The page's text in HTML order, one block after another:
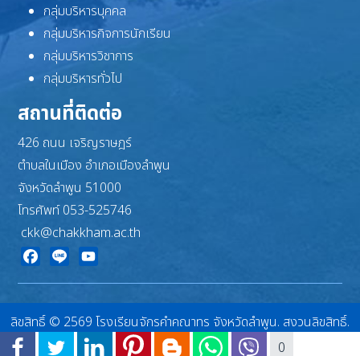
0
กลุ่มบริหารบุคคล
กลุ่มบริหารกิจการนักเรียน
กลุ่มบริหารวิชาการ
กลุ่มบริหารทั่วไป
สถานที่ติดต่อ
426 ถนน เจริญราษฎร์
ตำบลในเมือง อำเภอเมืองลำพูน
จังหวัดลำพูน 51000
โทรศัพท์ 053-525746
ckk@chakkham.ac.th
ลิขสิทธิ์ © 2569 โรงเรียนจักรคำคณาทร จังหวัดลำพูน. สงวนลิขสิทธิ์.
Joomla! เป็นซอฟต์แวร์เสรีที่เผยแพร่ภายใต้GNU ใบอนุญาตสาธารณะทั่วไป